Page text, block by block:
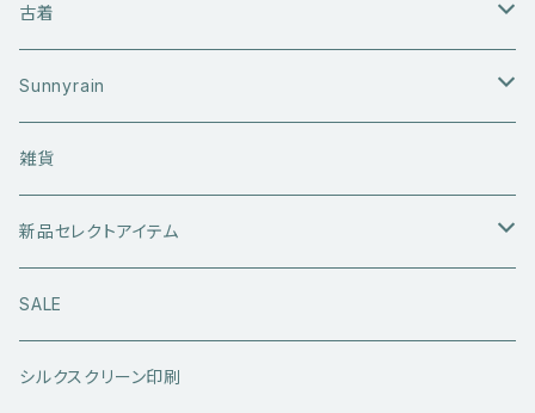
古着
アウターウエア
ライダースジャケット
レザーアウター
トップス
セーター・ニットウエア
長袖シャツ
ボトムス
ジーンズ
ミリタリーパンツ
シューズ
スニーカー
アクセサリー
Sunnyrain
Tシャツ
タンクトップ
キャップ・帽子
雑貨
新品セレクトアイテム
アウターウエア
ベトジャン
コラボ商品
SALE
シルクスクリーン印刷